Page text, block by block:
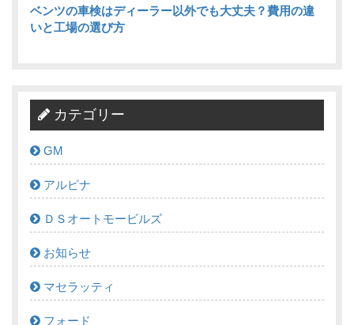
ベンツの車検はディーラー以外でも大丈夫？費用の違
いと工場の選び方
カテゴリー
GM
アルピナ
ＤＳオートモービルズ
お知らせ
マセラッティ
フォード